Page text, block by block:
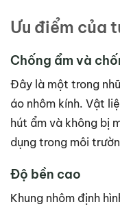
Ưu điểm của
Chống ẩm và
Đây là một trong
áo nhôm kính. Vật
hút ẩm và không bị
dụng trong môi
Độ bền cao
Khung nhôm định